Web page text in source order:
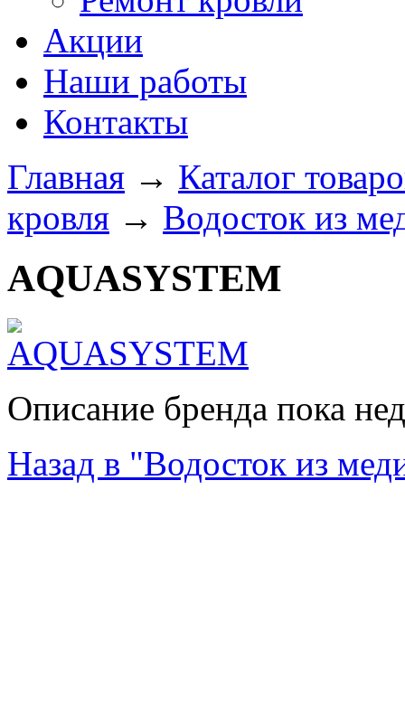
Акции
Наши работы
Контакты
Главная → Каталог
кровля → Водосток из
AQUASYSTEM
Описание бренда пока
Назад в "Водосток из